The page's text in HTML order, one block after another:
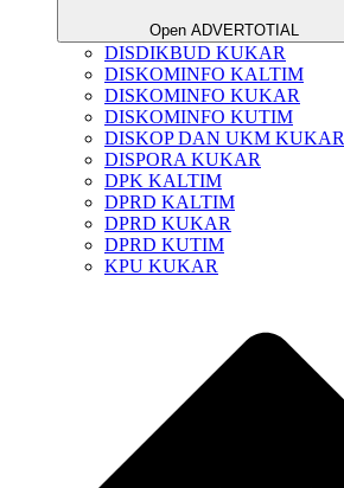
Open ADVERTOTIAL
DISDIKBUD KUKAR
DISKOMINFO KALTIM
DISKOMINFO KUKAR
DISKOMINFO KUTIM
DISKOP DAN UKM KUKAR
DISPORA KUKAR
DPK KALTIM
DPRD KALTIM
DPRD KUKAR
DPRD KUTIM
KPU KUKAR